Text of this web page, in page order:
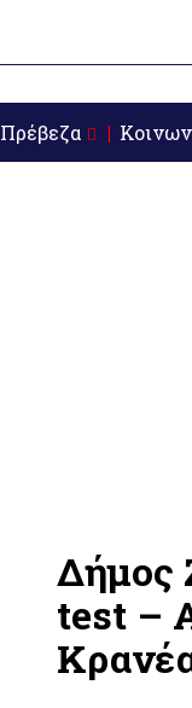
Πρέβεζα
Δήμος
test –